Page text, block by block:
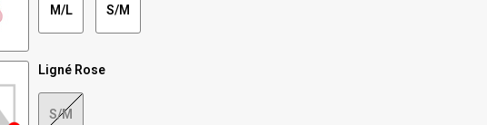
M/L S/M
Ligné Rose
S/M